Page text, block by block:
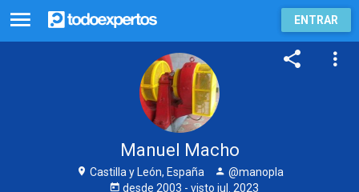
ENTRAR
Manuel Macho
Castilla y León, España
@manopla
desde 2003 - visto jul. 2023